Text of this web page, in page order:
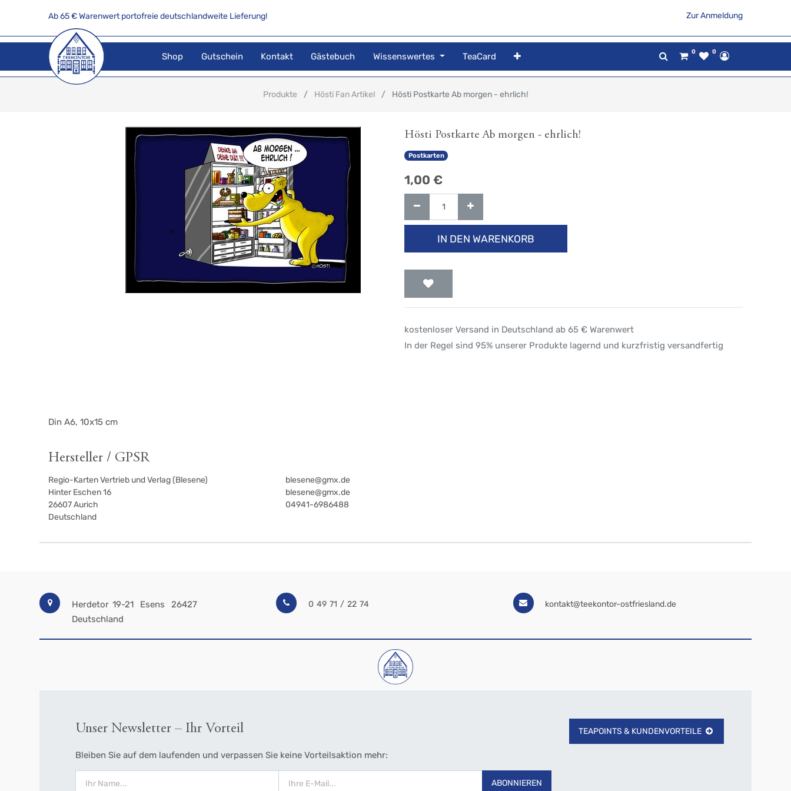
Ab 65 € Warenwert portofreie deutschlandweite Lieferung! Zur Anmeldung
Shop Gutschein Kontakt Gästebuch Wissenswertes TeaCard 0 0
Produkte Hösti Fan Artikel Hösti Postkarte Ab morgen - ehrlich!
Hösti Postkarte Ab morgen - ehrlich!
Postkarten
1,00 €
IN DEN WARENKORB
kostenloser Versand in Deutschland ab 65 € Warenwert
In der Regel sind 95% unserer Produkte lagernd und kurzfristig versandfertig
Din A6, 10x15 cm
Hersteller / GPSR
Regio-Karten Vertrieb und Verlag (Blesene)
Hinter Eschen 16
26607Aurich
Deutschland
blesene@gmx.de
blesene@gmx.de
04941-6986488
Herdetor 19-21 Esens
26427
Deutschland
0 49 71 / 22 74 kontakt@teekontor-ostfriesland.de
Unser Newsletter – Ihr Vorteil
Bleiben Sie auf dem laufenden und verpassen Sie keine Vorteilsaktion mehr:
ABONNIEREN
TEAPOINTS & KUNDENVORTEILE